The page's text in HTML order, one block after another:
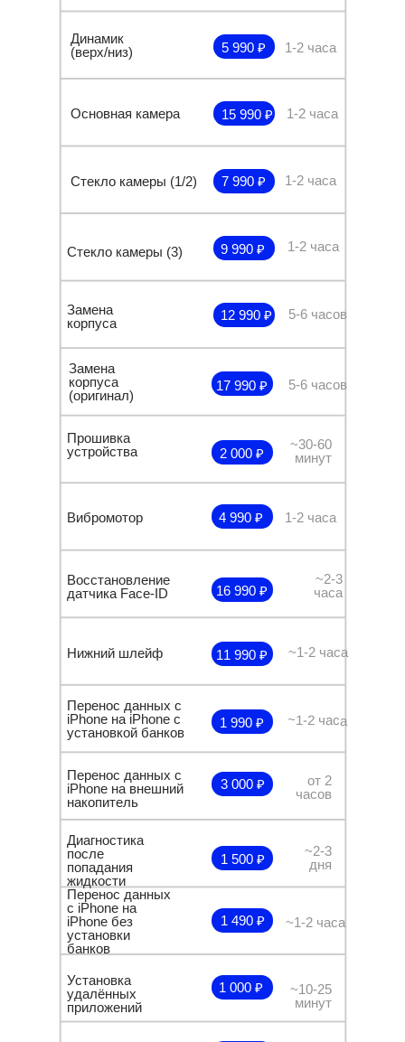
1-2 часа
Динамик
(верх/низ)
5 990 ₽
Основная камера 15 990 ₽
5-6 часов
5-6 часов
Стекло камеры (3)
Стекло камеры (1/2) 7 990 ₽ 1-2 часа
9 990 ₽
Прошивка
устройства
Замена
корпуса
(оригинал)
Замена
корпуса
3 000 ₽
1 990 ₽
11 990 ₽
16 990 ₽
4 990 ₽
2 000 ₽
12 990 ₽
17 990 ₽
~30-60
минут
1 500 ₽
Диагностика
после
попадания
жидкости
~2-3
дня
1 000 ₽
Установка
удалённых
приложений
~10-25
минут
1 490 ₽
Перенос данных
с iPhone на
iPhone без
установки
банков
~1-2 часа
Перенос данных с
iPhone на внешний
накопитель
от 2
часов
Перенос данных с
iPhone на iPhone с
установкой банков
1-2 часа
Нижний шлейф ~1-2 часа
Восстановление
датчика Face-ID
~2-3
часа
Вибромотор 1-2 часа
~1-2 часа
1-2 часа